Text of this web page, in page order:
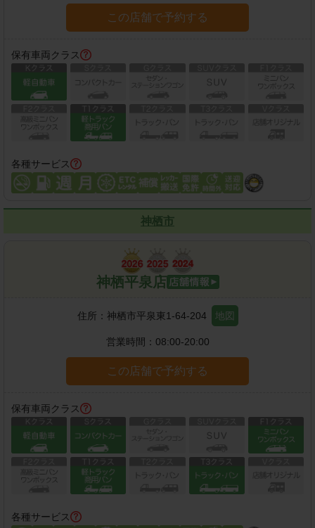
この店舗で予約する
保有車両クラス
各種サービス
神栖市
神栖平泉店
住所： 神栖市平泉東1-64-204 地図
営業時間： 08:00-20:00
この店舗で予約する
保有車両クラス
各種サービス